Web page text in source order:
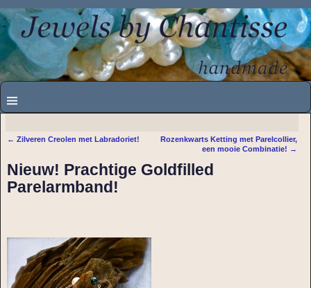
← Zilveren Creolen met Labradoriet!
Rozenkwarts Ketting met Parelcollier,
een mooie Combinatie! →
Nieuw! Prachtige Goldfilled
Parelarmband!